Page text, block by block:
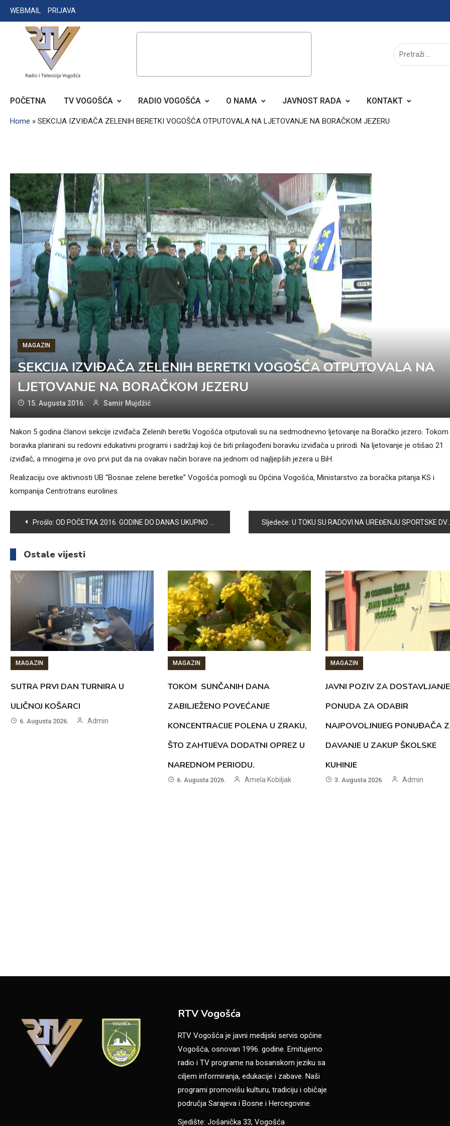
Skip
to
WEBMAIL PRIJAVA
RADIO TELEVIZIJA VOGOŠĆA
POČETNA TV VOGOŠĆA RADIO VOGOŠĆA O NAMA JAVNOST RADA KONTAKT
Home » SEKCIJA IZVIĐAČA ZELENIH BERETKI VOGOŠĆA OTPUTOVALA NA LJETOVANJE NA BORAČKOM JEZERU
MAGAZIN
SEKCIJA IZVIĐAČA ZELENIH BERETKI VOGOŠĆA OTPUTOVALA NA
LJETOVANJE NA BORAČKOM JEZERU
15. Augusta 2016. Samir Mujdžić
Nakon 5 godina članovi sekcije izviđača Zelenih beretki Vogošća otputovali su na sedmodnevno ljetovanje na Boračko jezero. Tokom
boravka planirani su redovni edukativni programi i sadržaji koji će biti prilagođeni boravku izviđača u prirodi. Na ljetovanje je otišao 21
izviđač, a mnogima je ovo prvi put da na ovakav način borave na jednom od najljepših jezera u BiH.
Realizaciju ove aktivnosti UB “Bosnae zelene beretke” Vogošća pomogli su Općina Vogošća, Ministarstvo za boračka pitanja KS i
kompanija Centrotrans eurolines.
Navigacija
članaka
Prošlo: OD POČETKA 2016. GODINE DO DANAS UKUPNO SKLOPLJENO 145 BRAKOVA I U MATIČNU KNJIGU ROĐENIH UPISANO 245 NOVOROĐENČADI Sljedeće: U TOKU SU RADOVI NA UREĐENJU SPORTSKE DVORANE “AMEL BEČKOVIĆ”
Ostale vijesti
MAGAZIN
SUTRA PRVI DAN TURNIRA U
ULIČNOJ KOŠARCI
6. Augusta 2026. Admin
MAGAZIN
TOKOM SUNČANIH DANA
ZABILJEŽENO POVEĆANJE
KONCENTRACIJE POLENA U ZRAKU,
ŠTO ZAHTIJEVA DODATNI OPREZ U
NAREDNOM PERIODU.
6. Augusta 2026. Amela Kobiljak
MAGAZIN
JAVNI POZIV ZA DOSTAVLJANJE
PONUDA ZA ODABIR
NAJPOVOLJNIJEG PONUĐAČA
DAVANJE U ZAKUP ŠKOLSKE
KUHINJE
3. Augusta 2026. Admin
RTV Vogošća
RTV Vogošća je javni medijski servis općine
Vogošća, osnovan 1996. godine. Emitujemo
radio i TV programe na bosanskom jeziku sa
ciljem informiranja, edukacije i zabave. Naši
programi promovišu kulturu, tradiciju i običaje
područja Sarajeva i Bosne i Hercegovine.
Sjedište: Jošanička 33, Vogošća